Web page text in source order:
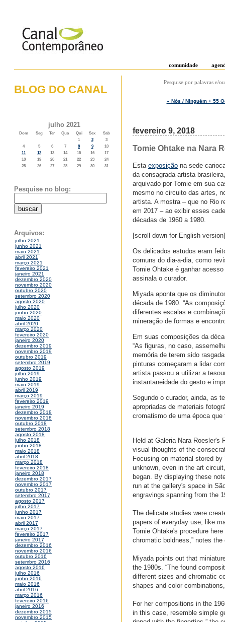
comunidade
BLOG DO CANAL
julho 2021
Dom Seg Ter Qua Qui Sex
Sab
1
2
3
4
5 6 7 8 9
10
11
12 13 14 15 16
17
18
19 20 21 22 23
24
25
26 27 28 29 30 31
Pesquise no blog:
Arquivos:
julho 2021
junho 2021
maio 2021
abril 2021
março 2021
fevereiro 2021
janeiro 2021
dezembro 2020
novembro 2020
outubro 2020
setembro 2020
agosto 2020
julho 2020
junho 2020
maio 2020
abril 2020
março 2020
fevereiro 2020
janeiro 2020
dezembro 2019
novembro 2019
outubro 2019
setembro 2019
agosto 2019
julho 2019
junho 2019
maio 2019
abril 2019
março 2019
fevereiro 2019
janeiro 2019
dezembro 2018
novembro 2018
outubro 2018
setembro 2018
agosto 2018
julho 2018
junho 2018
maio 2018
abril 2018
março 2018
fevereiro 2018
janeiro 2018
dezembro 2017
novembro 2017
outubro 2017
setembro 2017
agosto 2017
julho 2017
junho 2017
maio 2017
abril 2017
março 2017
fevereiro 2017
janeiro 2017
dezembro 2016
novembro 2016
outubro 2016
setembro 2016
agosto 2016
julho 2016
junho 2016
maio 2016
abril 2016
março 2016
fevereiro 2016
janeiro 2016
dezembro 2015
novembro 2015
Pesquise por palavras e/
« Nós / Ninguém + 55
fevereiro 9, 2018
Tomie Ohtake na Nara
Esta exposição na sede
da consagrada artista
arquivado por Tomie em sua
mesmo no circuito das artes,
artista. A mostra – que no Rio
em 2017 – ao exibir esses
décadas de 1960 a 1980.
[scroll down for English version]
Os delicados estudos eram
comuns do dia-a-dia, como
Tomie Ohtake é ganhar
assinala o curador.
Miyada aponta que os
década de 1980. “As
diferentes escalas e
mineração de formas e
Em suas composições da
“As figuras, no caso,
memória de terem sido
pinturas começaram a lidar
artista passou a utilizar a
instantaneidade do gesto e
Segundo o curador, ainda, as
apropriadas de materiais
cromatismo de uma época
Held at Galeria Nara
visual thoughts of the
Focusing on material stored
unknown, even in the art
began. By displaying these
run at the gallery's space in
engravings spanning from the
The delicate studies were
papers of everyday use, like
Tomie Ohtake's procedure
chromatic boldness,” notes the
Miyada points out that
the 1980s. “The found
different sizes and chromatic
shapes and color
For her compositions in the
in this case, resemble simple